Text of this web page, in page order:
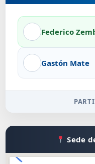
Federico
Gastón Mate
Sede